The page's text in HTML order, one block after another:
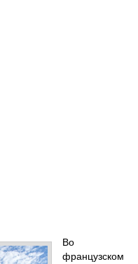
Во
французском